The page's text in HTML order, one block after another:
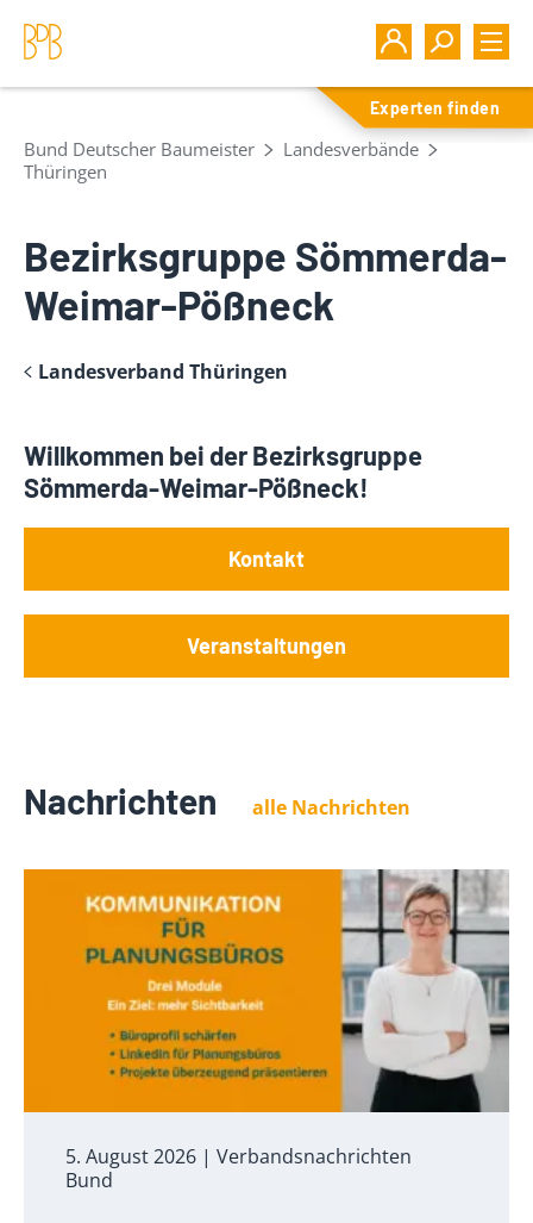
Experten finden
Bund Deutscher Baumeister
Landesverbände
Thüringen
Bezirksgruppe Sömmerda-
Weimar-Pößneck
Landesverband Thüringen
Willkommen bei der Bezirksgruppe
Sömmerda-Weimar-Pößneck!
Veranstaltungen
Kontakt
Nachrichten alle Nachrichten
5. August 2026 | Verbandsnachrichten
Bund